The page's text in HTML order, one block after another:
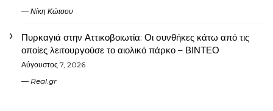
Νίκη Κώτσου
Πυρκαγιά στην Αττικοβοιωτία: Οι συνθήκες κάτω από τις
οποίες λειτουργούσε το αιολικό πάρκο – ΒΙΝΤΕΟ
Αύγουστος 7, 2026
Real.gr